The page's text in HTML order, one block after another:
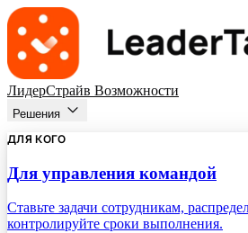
ЛидерСтрайв Возможности
Решения
ДЛЯ КОГО
Для управления командой
Ставьте задачи сотрудникам,
контролируйте сроки выполнения.